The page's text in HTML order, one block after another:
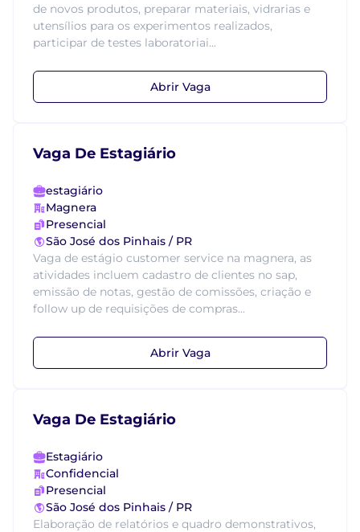
de novos produtos, preparar materiais, vidrarias e
utensílios para os experimentos realizados,
participar de testes laboratoriai...
Abrir Vaga
Vaga De Estagiário
estagiário
Magnera
Presencial
São José dos Pinhais / PR
Vaga de estágio customer service na magnera, as
atividades incluem cadastro de clientes no sap,
emissão de notas, gestão de comissões, criação e
follow up de requisições de compras...
Abrir Vaga
Vaga De Estagiário
Estagiário
Confidencial
Presencial
São José dos Pinhais / PR
Elaboração de relatórios e quadro demonstrativos,